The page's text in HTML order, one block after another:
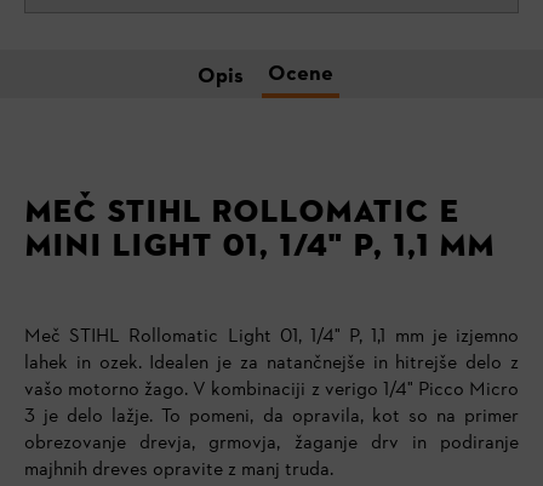
Opis Ocene
MEČ STIHL ROLLOMATIC E
MINI LIGHT 01, 1/4" P, 1,1 MM
Meč STIHL Rollomatic Light 01, 1/4" P, 1,1 mm je izjemno
lahek in ozek. Idealen je za natančnejše in hitrejše delo z
vašo motorno žago. V kombinaciji z verigo 1/4" Picco Micro
3 je delo lažje. To pomeni, da opravila, kot so na primer
obrezovanje drevja, grmovja, žaganje drv in podiranje
majhnih dreves opravite z manj truda.